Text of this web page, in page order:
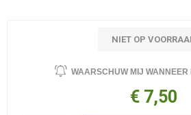
NIET OP
WAARSCHUW MIJ
€ 7,50